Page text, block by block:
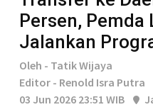
Persen, Pemda
Jalankan
Oleh - Tatik Wijaya
Editor - Renold Isra Putra
03 Jun 2026 23:51 WIB